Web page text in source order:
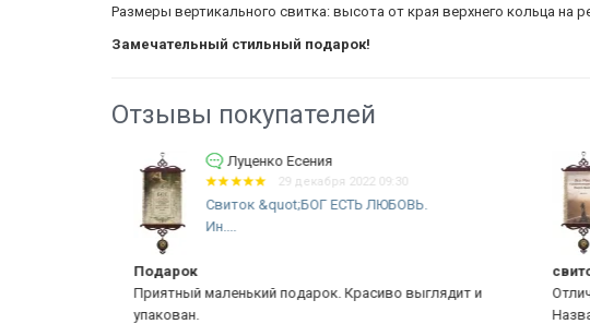
Размеры вертикального свитка: высота от края верхнего кольца на
Замечательный стильный подарок!
Отзывы покупателей
Луценко Есения
29 декабря 2022 09:30
Свиток &quot;БОГ ЕСТЬ ЛЮБОВЬ.
Ин....
Подарок
Приятный маленький подарок. Красиво выглядит и
упакован.